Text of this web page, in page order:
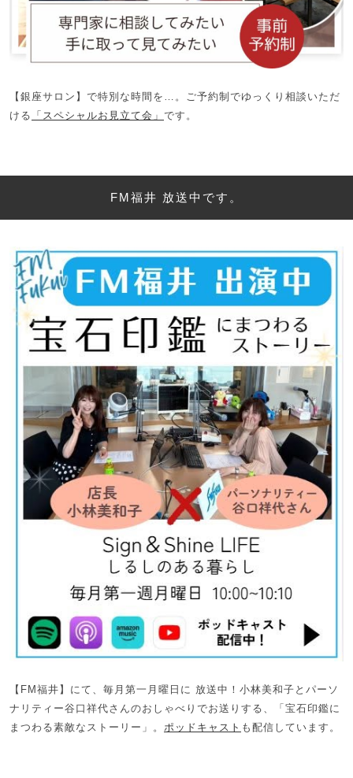
【銀座サロン】で特別な時間を…。ご予約制でゆっくり相談いただ
ける 「スペシャルお見立て会」 です。
FM福井 放送中です。
【FM福井】にて、毎月第一月曜日に 放送中！小林美和子とパーソ
ナリティー谷口祥代さんのおしゃべりでお送りする、「宝石印鑑に
まつわる素敵なストーリー」。 ポッドキャスト も配信しています。